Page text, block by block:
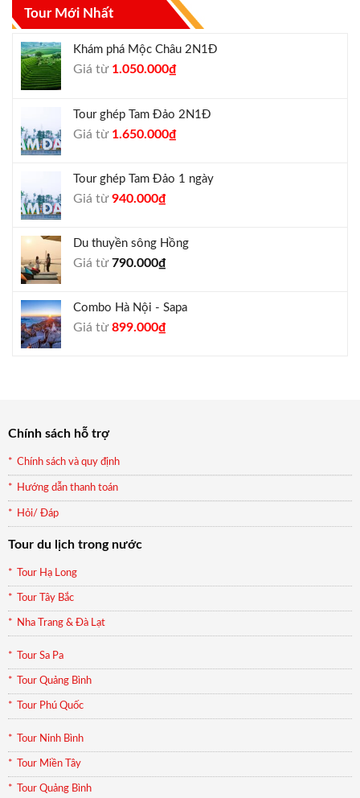
Tour Mới Nhất
Khám phá Mộc Châu 2N1Đ
Giá từ Giá
1.300.000₫.
1.050.000₫Giá
là:
Tour ghép Tam Đảo 2N1Đ
Giá từ Giá
1.800.000₫.
1.650.000₫Giá
là:
Tour ghép Tam Đảo 1 ngày
Giá từGiá
1.000.000₫.
940.000₫Giá
là:
Du thuyền sông Hồng
Giá từ790.000₫
Combo Hà Nội - Sapa
Giá từGiá
899.000₫Giá
Chính sách hỗ trợ
Chính sách và quy định
Hướng dẫn thanh toán
Hỏi/ Đáp
Tour du lịch trong nước
Tour Hạ Long
Tour Tây Bắc
Nha Trang & Đà Lạt
Tour Sa Pa
Tour Quảng Bình
Tour Phú Quốc
Tour Ninh Bình
Tour Miền Tây
Tour Quảng Bình